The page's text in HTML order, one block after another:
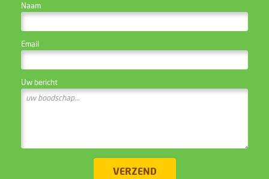
Naam
Email
Uw bericht
VERZEND